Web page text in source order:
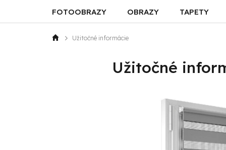
FOTOOBRAZY OBRAZY TAPETY
DomovUžitočné informácie
Užitočné